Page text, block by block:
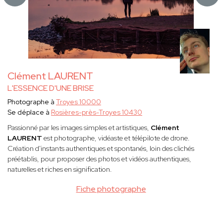
Clément LAURENT
L'ESSENCE D'UNE BRISE
Fiche photographe
Photographe à Troyes 10000
Se déplace à Rosières-près-Troyes 10430
Passionné par les images simples et artistiques, Clément
LAURENT est photographe, vidéaste et télépilote de drone.
Création d'instants authentiques et spontanés, loin des clichés
préétablis, pour proposer des photos et vidéos authentiques,
naturelles et riches en signification.